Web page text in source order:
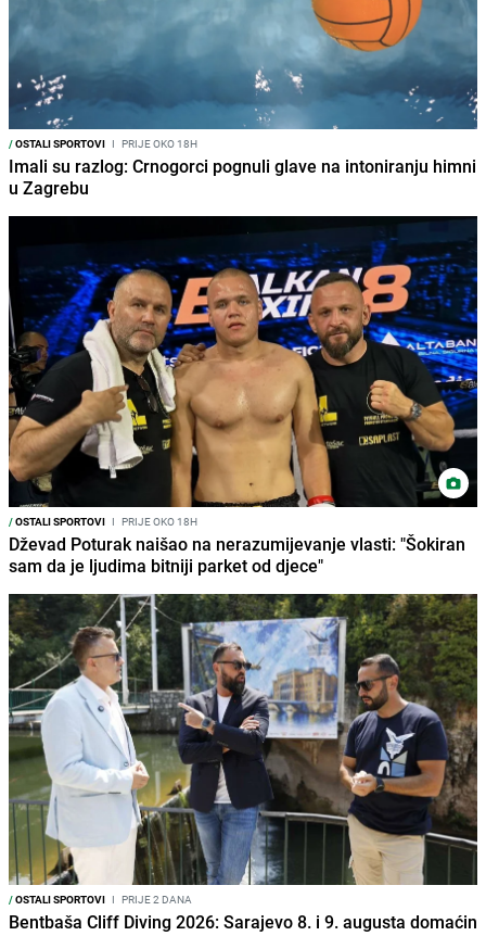
/OSTALI SPORTOVI I PRIJE OKO 18H
Imali su razlog: Crnogorci pognuli glave na intoniranju himni
u Zagrebu
/OSTALI SPORTOVI I PRIJE OKO 18H
Dževad Poturak naišao na nerazumijevanje vlasti: "Šokiran
sam da je ljudima bitniji parket od djece"
/OSTALI SPORTOVI I PRIJE 2 DANA
Bentbaša Cliff Diving 2026: Sarajevo 8. i 9. augusta domaćin